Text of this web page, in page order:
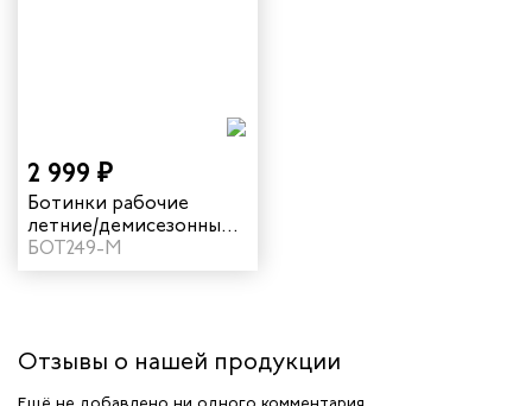
2 999 ₽
Ботинки рабочие
летние/демисезонные
КЩС "Нитро МАКС" с
КП для сварщика цвет
БОТ249-М
Отзывы о нашей продукции